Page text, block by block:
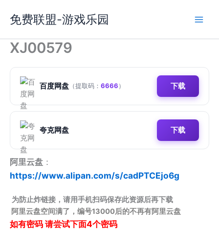
容
免费联盟-游戏乐园
XJ00579
百度网盘 （提取码： 6666） 下载
夸克网盘 下载
阿里云盘 ：
https://www.alipan.com/s/cadPTCEjo6g
为防止炸链接，请用手机扫码保存此资源后再下载
阿里云盘空间满了，编号13000后的不再有阿里云盘
如有密码请尝试下面4个密码